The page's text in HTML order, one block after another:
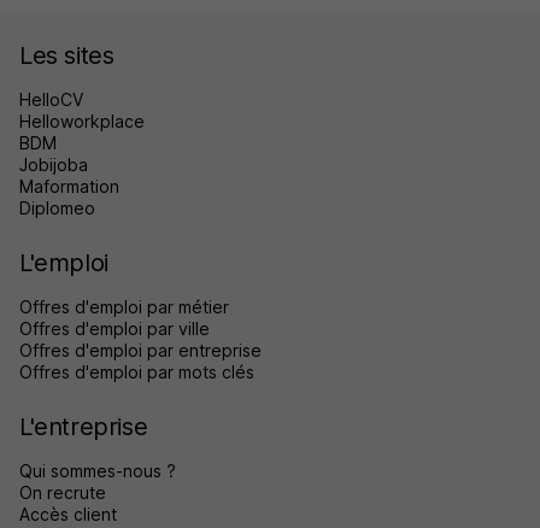
Les sites
HelloCV
Helloworkplace
BDM
Jobijoba
Maformation
Diplomeo
L'emploi
Offres d'emploi par métier
Offres d'emploi par ville
Offres d'emploi par entreprise
Offres d'emploi par mots clés
L'entreprise
Qui sommes-nous ?
On recrute
Accès client